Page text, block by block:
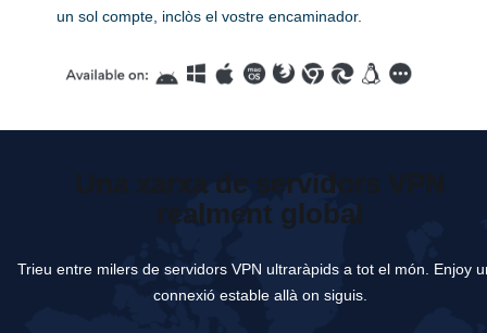
un sol compte, inclòs el vostre encaminador.
Una xarxa de servidors VPN
realment global
Trieu entre milers de servidors VPN ultraràpids a tot el món. Enjoy
connexió estable allà on siguis.